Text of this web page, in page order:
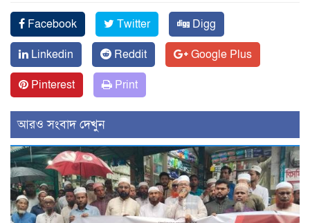
Facebook Twitter
Digg
Linkedin
Reddit
Google Plus
Pinterest
Print
আরও সংবাদ দেখুন